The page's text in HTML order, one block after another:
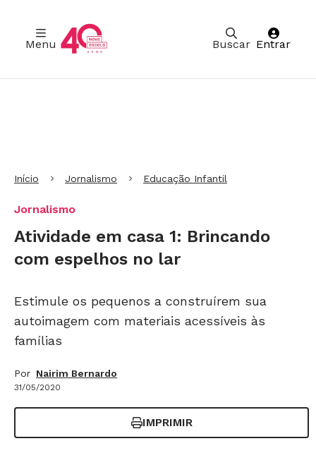
Buscar
Menu Entrar
Início Jornalismo Educação Infantil
Jornalismo
Atividade em casa 1: Brincando
com espelhos no lar
Estimule os pequenos a construírem sua
autoimagem com materiais acessíveis às
famílias
Por Nairim Bernardo
31/05/2020
IMPRIMIR